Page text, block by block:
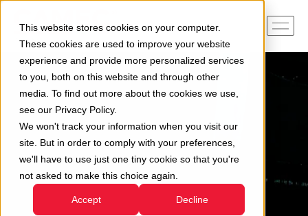
This website stores cookies on your computer.
These cookies are used to improve your website
experience and provide more personalized services
to you, both on this website and through other
media. To find out more about the cookies we use,
see our Privacy Policy.
We won't track your information when you visit our
site. But in order to comply with your preferences,
we'll have to use just one tiny cookie so that you're
not asked to make this choice again.
Accept Decline